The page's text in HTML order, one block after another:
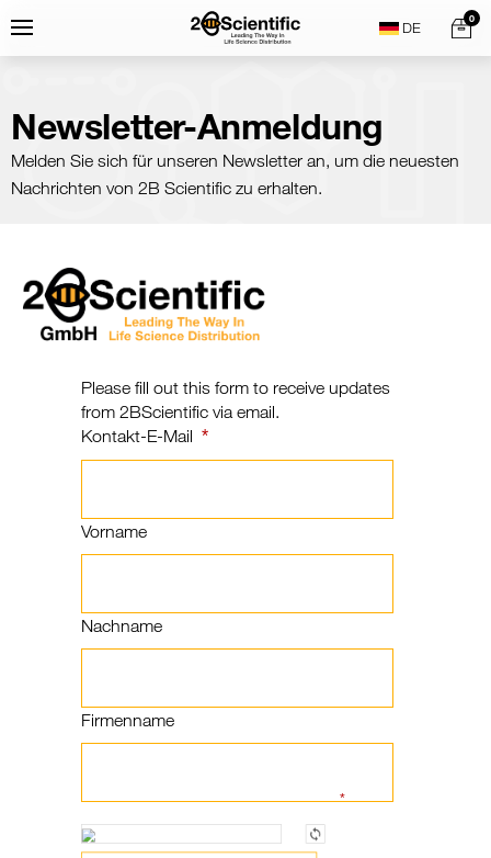
toMenu
Home
0
Newsletter-Anmeldung
Melden Sie sich für unseren Newsletter an, um die neuesten
Nachrichten von 2B Scientific zu erhalten.
Please fill out this form to receive updates
from 2BScientific via email.
Kontakt-E-Mail *
Vorname
Nachname
Firmenname
*